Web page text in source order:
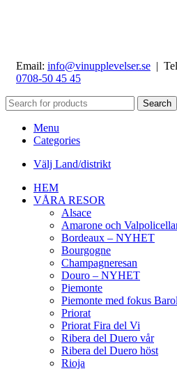
Email: info@vinupplevelser.se |
0708-50 45 45
Search
Menu
Categories
Välj Land/distrikt
HEM
VÅRA RESOR
Alsace
Amarone och
Bordeaux – NYHET
Bourgogne
Champagneresan
Douro – NYHET
Piemonte
Piemonte med fokus
Priorat
Priorat Fira del Vi
Ribera del Duero vår
Ribera del Duero höst
Rioja